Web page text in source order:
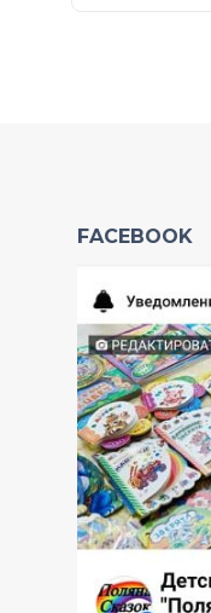
FACEBOOK